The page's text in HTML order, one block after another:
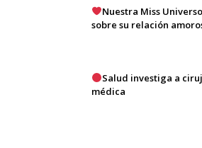
Nuestra Miss
sobre su relación
Salud investiga a
médica